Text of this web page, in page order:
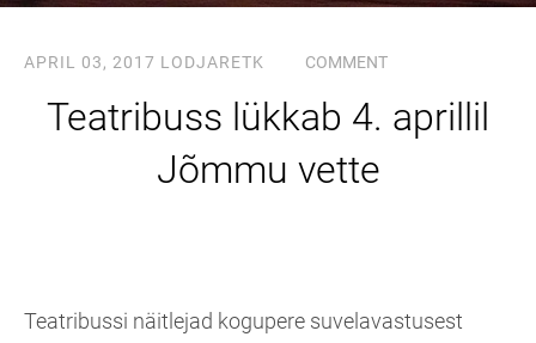
APRIL 03, 2017 LODJARETK COMMENT
Teatribuss lükkab 4. aprillil
Jõmmu vette
Teatribussi näitlejad kogupere suvelavastusest